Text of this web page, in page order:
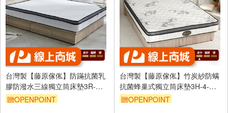
台灣製【藤原傢俬】防蹣抗菌乳
膠防潑水三線獨立筒床墊3R-偏
軟
贈OPENPOINT
台灣製【藤原傢俬】竹炭紗防螨
抗菌蜂巢式獨立筒床墊3H-4-軟
硬適中
贈OPENPOINT